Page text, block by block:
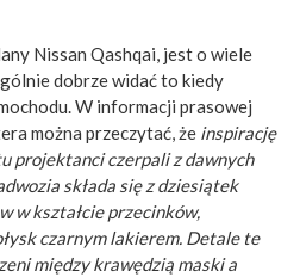
Nissan Qashqai, jest o wiele
dobrze widać to kiedy
W informacji prasowej
można przeczytać, że inspirację
projektanci czerpali z dawnych
składa się z dziesiątek
w kształcie przecinków,
czarnym lakierem. Detale te
między krawędzią maski a